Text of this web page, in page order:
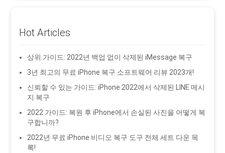
Hot Articles
상위 가이드: 2022년 백업 없이 삭제된 iMessage 복구
3년 최고의 무료 iPhone 복구 소프트웨어 리뷰 2023개!
신뢰할 수 있는 가이드: iPhone 2022에서 삭제된 LINE 메시
지 복구
2022 가이드: 복원 후 iPhone에서 손실된 사진을 어떻게 복
구합니까?
2022년 무료 iPhone 비디오 복구 도구 전체 세트 다운 목
록!